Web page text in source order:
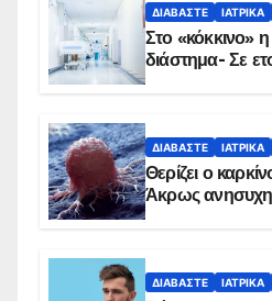
ΔΙΑΒΆΣΤΕ ΙΑΤΡΙΚΆ
Στο «κόκκινο»
διάστημα- Σε
ΔΙΑΒΆΣΤΕ ΙΑΤΡΙΚΆ
Θερίζει ο
Άκρως
ΔΙΑΒΆΣΤΕ ΙΑΤΡΙΚΆ